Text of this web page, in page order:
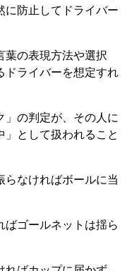
に防止してドライバー
葉の表現方法や選択
ドライバーを想定すれ
」の判定が、その人に
」として扱われること
らなければボールに当
ばゴールネットは揺ら